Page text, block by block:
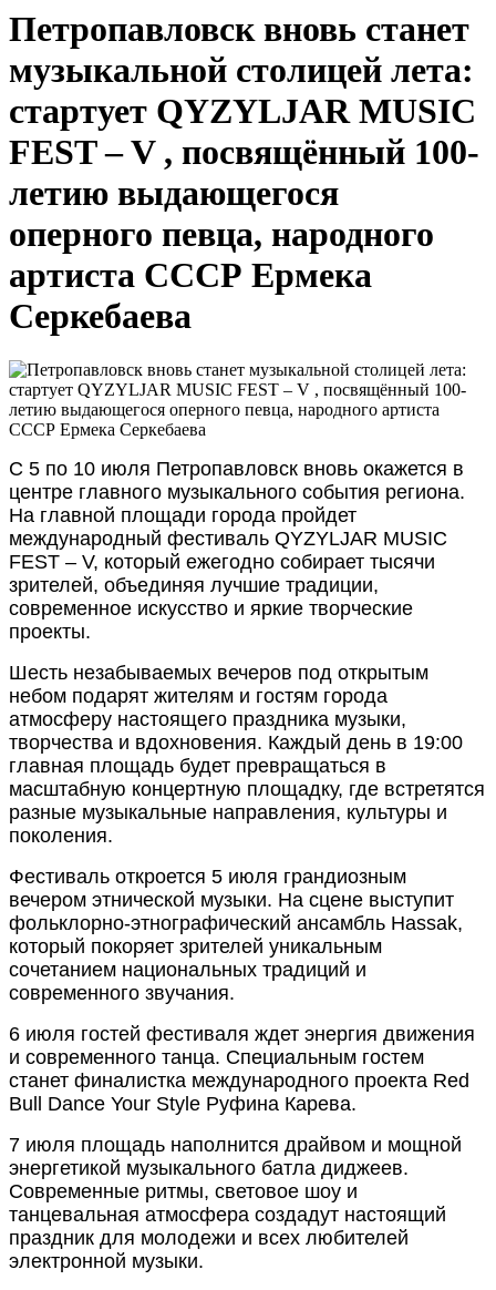
Петропавловск вновь станет
музыкальной столицей лета:
стартует QYZYLJAR MUSIC
FEST – V , посвящённый 100-
летию выдающегося
оперного певца, народного
артиста СССР Ермека
Серкебаева
С 5 по 10 июля Петропавловск вновь окажется в
центре главного музыкального события региона.
На главной площади города пройдет
международный фестиваль QYZYLJAR MUSIC
FEST – V, который ежегодно собирает тысячи
зрителей, объединяя лучшие традиции,
современное искусство и яркие творческие
проекты.
Шесть незабываемых вечеров под открытым
небом подарят жителям и гостям города
атмосферу настоящего праздника музыки,
творчества и вдохновения. Каждый день в 19:00
главная площадь будет превращаться в
масштабную концертную площадку, где встретятся
разные музыкальные направления, культуры и
поколения.
Фестиваль откроется 5 июля грандиозным
вечером этнической музыки. На сцене выступит
фольклорно-этнографический ансамбль Hassak,
который покоряет зрителей уникальным
сочетанием национальных традиций и
современного звучания.
6 июля гостей фестиваля ждет энергия движения
и современного танца. Специальным гостем
станет финалистка международного проекта Red
Bull Dance Your Style Руфина Карева.
7 июля площадь наполнится драйвом и мощной
энергетикой музыкального батла диджеев.
Современные ритмы, световое шоу и
танцевальная атмосфера создадут настоящий
праздник для молодежи и всех любителей
электронной музыки.